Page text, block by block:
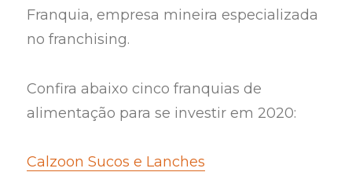
Franquia, empresa mineira especializada
no franchising.
Confira abaixo cinco franquias de
alimentação para se investir em 2020:
Calzoon Sucos e Lanches